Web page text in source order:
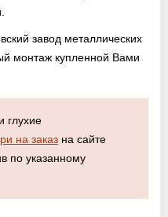
завод металлических
монтаж купленной Вами
глухие
на заказ на сайте
по указанному